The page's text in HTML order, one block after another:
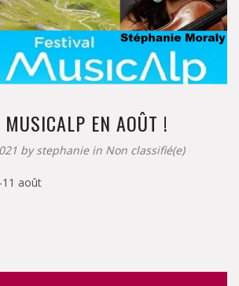
EN AOÛT !
bystephanie in Non classifié(e)
11 août